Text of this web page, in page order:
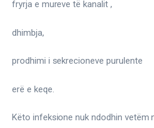
fryrja e mureve të kanalit ,
dhimbja,
prodhimi i sekrecioneve purulente
erë e keqe.
Këto infeksione nuk ndodhin vetëm